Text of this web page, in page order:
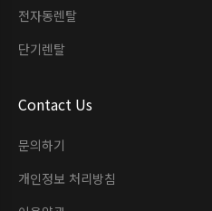
전자동렌탈
단기렌탈
Contact Us
문의하기
개인정보 처리방침